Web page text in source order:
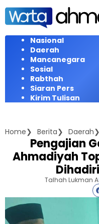
Langsung
konten
Nasional
Daerah
Mancanegara
Sosial
Rabthah
Siaran Pers
Kirim Tulisan
Home Berita Daerah
Pengajian
Ahmadiyah
Talhah Lukman A